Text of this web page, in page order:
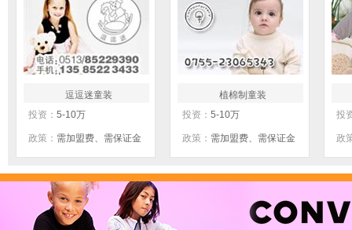
逗逗迷童装
投资： 5-10万
政策： 需加盟费、需保证金
植棉制童装
投资： 5-10万
政策： 需加盟费、需保证金
投
政